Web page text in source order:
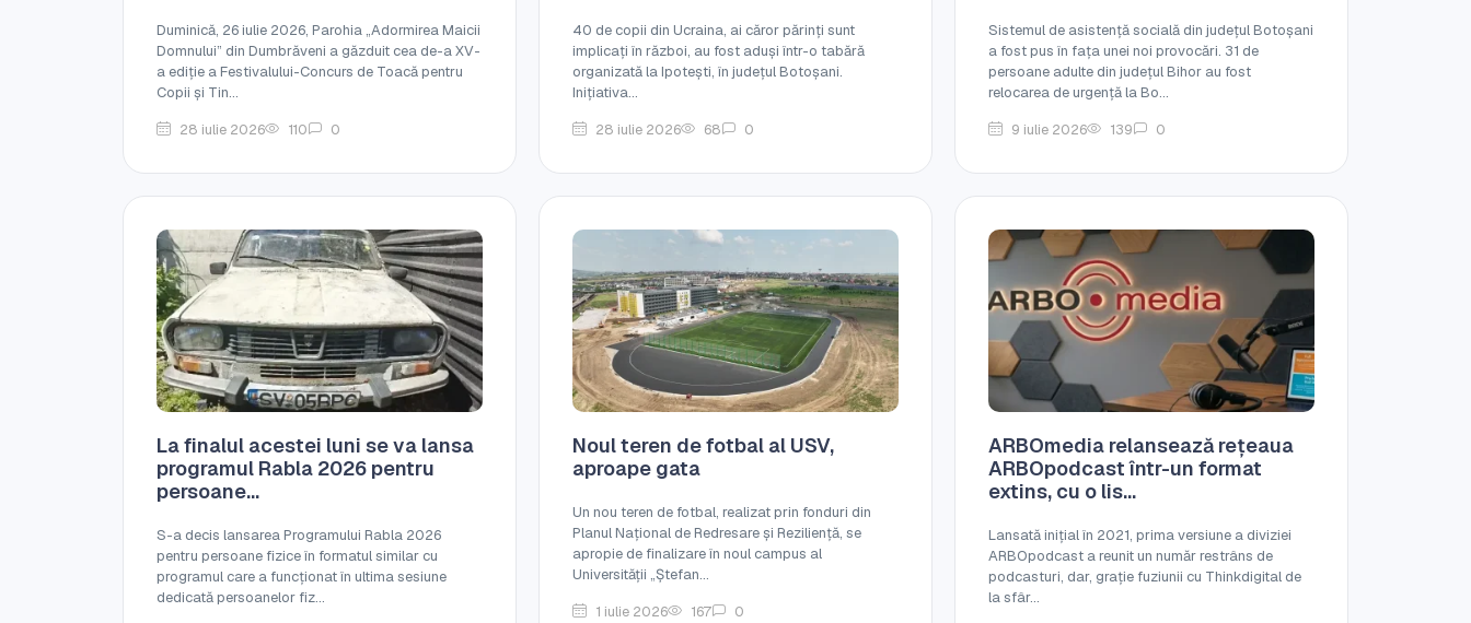
Duminică, 26 iulie 2026, Parohia „Adormirea Maicii
Domnului” din Dumbrăveni a găzduit cea de-a XV-
a ediție a Festivalului-Concurs de Toacă pentru
Copii și Tin...
28 iulie 2026
110 0
40 de copii din Ucraina, ai căror părinți sunt
implicați în război, au fost aduși într-o tabără
organizată la Ipotești, în județul Botoșani.
Inițiativa...
28 iulie 2026
68 0
Sistemul de asistență socială din județul Botoșani
a fost pus în fața unei noi provocări. 31 de
persoane adulte din județul Bihor au fost
relocarea de urgență la Bo...
9 iulie 2026
139 0
La finalul acestei luni se va lansa
programul Rabla 2026 pentru
persoane...
S-a decis lansarea Programului Rabla 2026
pentru persoane fizice în formatul similar cu
programul care a funcționat în ultima sesiune
dedicată persoanelor fiz...
Noul teren de fotbal al USV,
aproape gata
Un nou teren de fotbal, realizat prin fonduri din
Planul Național de Redresare și Reziliență, se
apropie de finalizare în noul campus al
Universității „Ștefan...
1 iulie 2026
167 0
ARBOmedia relansează rețeaua
ARBOpodcast într-un format
extins, cu o lis...
Lansată inițial în 2021, prima versiune a diviziei
ARBOpodcast a reunit un număr restrâns de
podcasturi, dar, grație fuziunii cu Thinkdigital de
la sfâr...